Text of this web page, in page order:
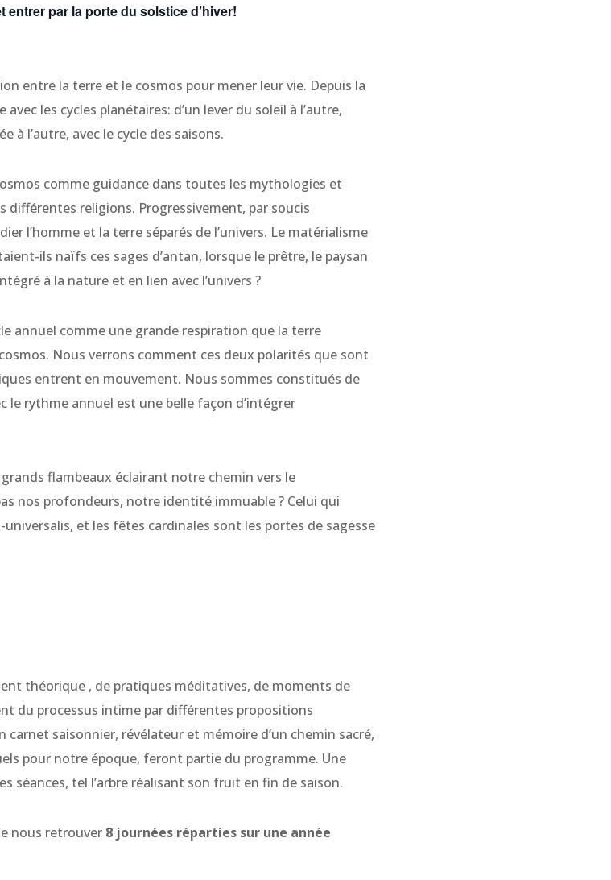
par la porte du solstice d’hiver!
entre la terre et le cosmos pour mener leur vie. Depuis la
les cycles planétaires: d’un lever du soleil à l’autre,
à l’autre, avec le cycle des saisons.
comme guidance dans toutes les mythologies et
différentes religions. Progressivement, par soucis
l’homme et la terre séparés de l’univers. Le matérialisme
ils naïfs ces sages d’antan, lorsque le prêtre, le paysan
à la nature et en lien avec l’univers ?
annuel comme une grande respiration que la terre
Nous verrons comment ces deux polarités que sont
entrent en mouvement. Nous sommes constitués de
le rythme annuel est une belle façon d’intégrer
flambeaux éclairant notre chemin vers le
nos profondeurs, notre identité immuable ? Celui qui
et les fêtes cardinales sont les portes de sagesse
théorique , de pratiques méditatives, de moments de
du processus intime par différentes propositions
carnet saisonnier, révélateur et mémoire d’un chemin sacré,
pour notre époque, feront partie du programme. Une
séances, tel l’arbre réalisant son fruit en fin de saison.
nous retrouver 8 journées réparties sur une année